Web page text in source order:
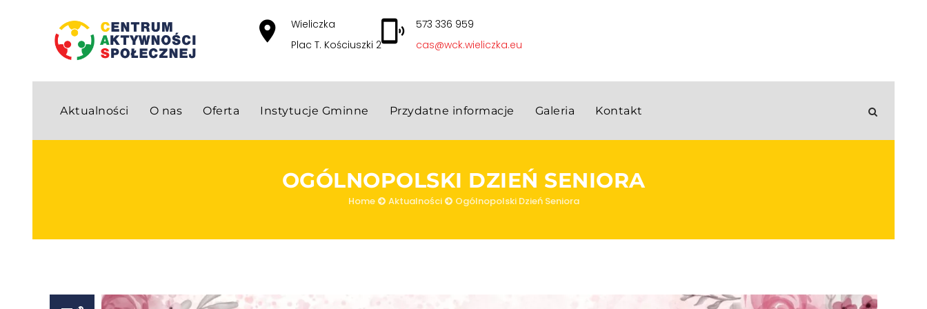
Wieliczka
Plac T. Kościuszki 2
573 336 959
cas@wck.wieliczka.eu
Aktualności O nas Oferta Instytucje Gminne Przydatne informacje Galeria Kontakt
OGÓLNOPOLSKI DZIEŃ SENIORA
Home Aktualności Ogólnopolski Dzień Seniora